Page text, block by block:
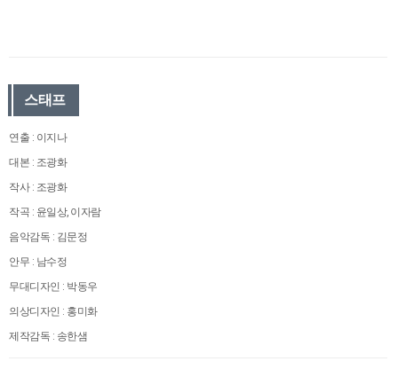
스태프
연출 : 이지나
대본 : 조광화
작사 : 조광화
작곡 : 윤일상, 이자람
음악감독 : 김문정
안무 : 남수정
무대디자인 : 박동우
의상디자인 : 홍미화
제작감독 : 송한샘